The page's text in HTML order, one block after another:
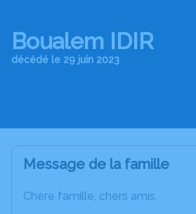
Boualem IDIR
décédé le 29 juin 2023
Message de la famille
Chère famille, chers amis,